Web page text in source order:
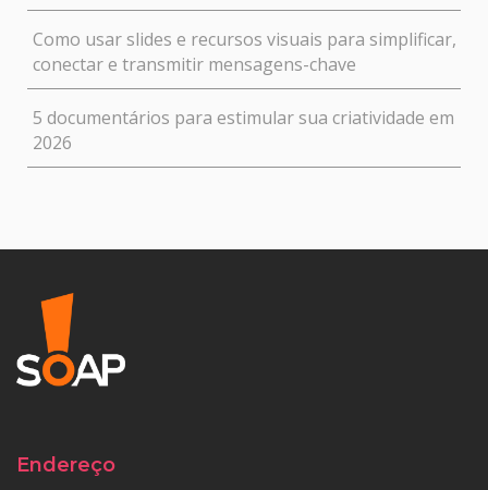
Como usar slides e recursos visuais para simplificar,
conectar e transmitir mensagens-chave
5 documentários para estimular sua criatividade em
2026
Endereço